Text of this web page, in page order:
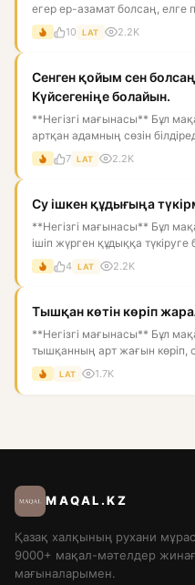
егер ер-азамат болсаң, елге
10 LAT 2.2K
Сенген қойым сен
Күйсегеніңе болайын.
**Негізгі мағынасы** Бұл
артқан адамның сөзін
7 LAT 2.2K
Су ішкен құдығыңа
**Негізгі мағынасы** Бұл
ішіп жүрген құдыққа
ластай...
4 LAT 2.2K
Тышқан көтін көріп
**Негізгі мағынасы** Бұл
тышқанның арт жағын көріп,
Астарлы мағын...
LAT 1.7K
MAQAL.KZ
Қазақ халқының рухани
9000+ мақал-мәтелдер
мағыналарымен.